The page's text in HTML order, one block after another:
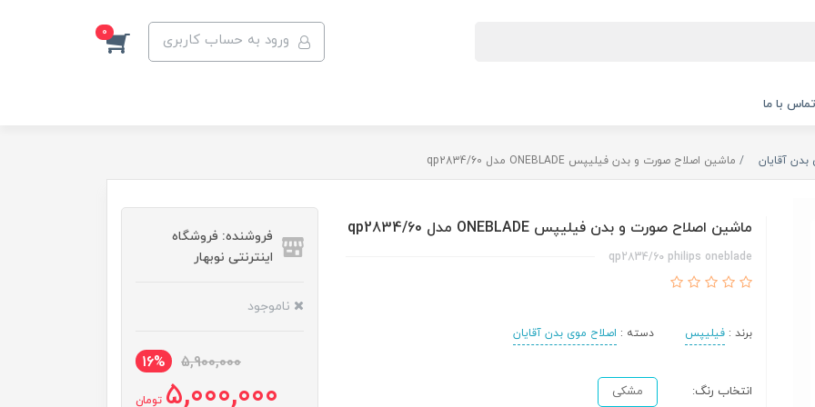
ورود به حساب کاربری 0
تماس با ما
آقایان ماشین اصلاح صورت و بدن فیلیپس ONEBLADE مدل qp2834/60
ماشین اصلاح صورت و بدن فیلیپس ONEBLADE مدل qp2834/60
qp2834/60 philips oneblade
برند : فیلیپس دسته : اصلاح موی بدن آقایان
انتخاب رنگ: مشکی
فروشنده: فروشگاه
اینترنتی نوبهار
ناموجود
5,900,000
16%
5,000,000 تومان